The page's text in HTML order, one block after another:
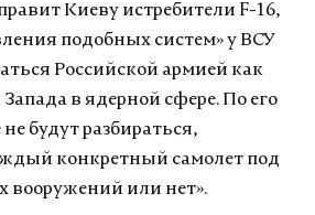
Киеву истребители F-16,
подобных систем» у ВСУ
Российской армией как
Запада в ядерной сфере. По его
будут разбираться,
конкретный самолет под
вооружений или нет».